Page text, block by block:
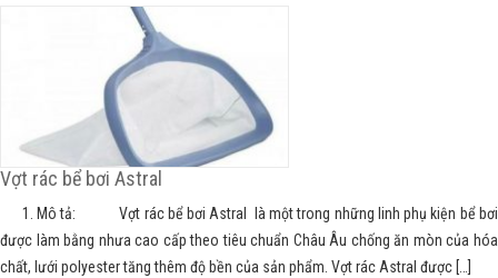
Vợt rác bể bơi Astral
1. Mô tả: Vợt rác bể bơi Astral là một trong những linh phụ kiện bể bơi
được làm bằng nhưa cao cấp theo tiêu chuẩn Châu Âu chống ăn mòn của hóa
chất, lưới polyester tăng thêm độ bền của sản phẩm. Vợt rác Astral được […]